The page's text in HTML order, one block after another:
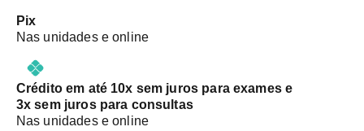
Pix
Nas unidades e online
Crédito em até 10x sem juros para exames e
3x sem juros para consultas
Nas unidades e online